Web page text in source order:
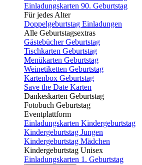
Einladungskarten 90. Geburtstag
Für jedes Alter
Doppelgeburtstag Einladungen
Alle Geburtstagsextras
Gästebücher Geburtstag
Tischkarten Geburtstag
Menükarten Geburtstag
Weinetiketten Geburtstag
Kartenbox Geburtstag
Save the Date Karten
Dankeskarten Geburtstag
Fotobuch Geburtstag
Eventplattform
Einladungskarten Kindergeburtstag
Kindergeburtstag Jungen
Kindergeburtstag Mädchen
Kindergeburtstag Unisex
Einladungskarten 1. Geburtstag